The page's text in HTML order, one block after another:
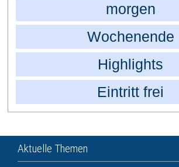
morgen
Wochenende
Highlights
Eintritt frei
Aktuelle Themen